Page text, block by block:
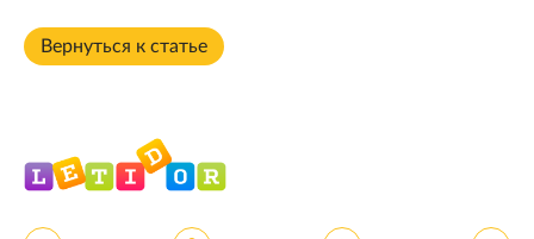
Вернуться к статье